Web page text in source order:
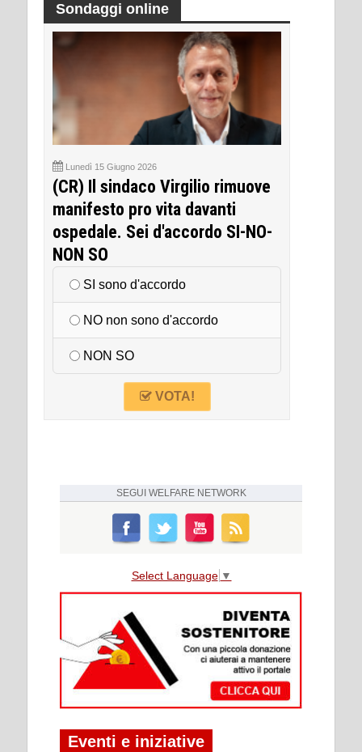
Sondaggi online
Lunedì 15 Giugno 2026
(CR) Il sindaco Virgilio rimuove
manifesto pro vita davanti
ospedale. Sei d'accordo SI-NO-
NON SO
SI sono d'accordo
NO non sono d'accordo
NON SO
VOTA!
SEGUI WELFARE NETWORK
Select Language ▼
Eventi e iniziative